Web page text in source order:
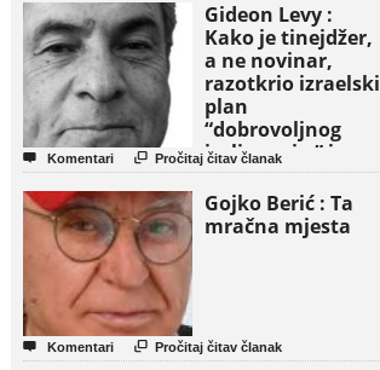
Gideon Levy :
Kako je tinejdžer,
a ne novinar,
razotkrio izraelski
plan
“dobrovoljnog
iseljavanja ” iz
Gaze
 Komentari  Pročitaj čitav članak
Gojko Berić : Ta
mračna mjesta
 Komentari  Pročitaj čitav članak